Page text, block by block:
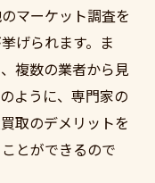
マーケット調査を
げられます。ま
複数の業者から見
ように、専門家の
取のデメリットを
とができるので